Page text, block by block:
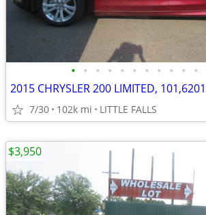
• • • • • • • • • • •
7/30 102k mi LITTLE FALLS
$3,950